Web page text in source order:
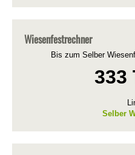
Wiesenfestrechner
Bis zum Selber
333
Selber